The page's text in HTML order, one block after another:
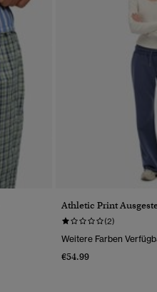
Athletic Print
(2)
Weitere Farben
€54.99